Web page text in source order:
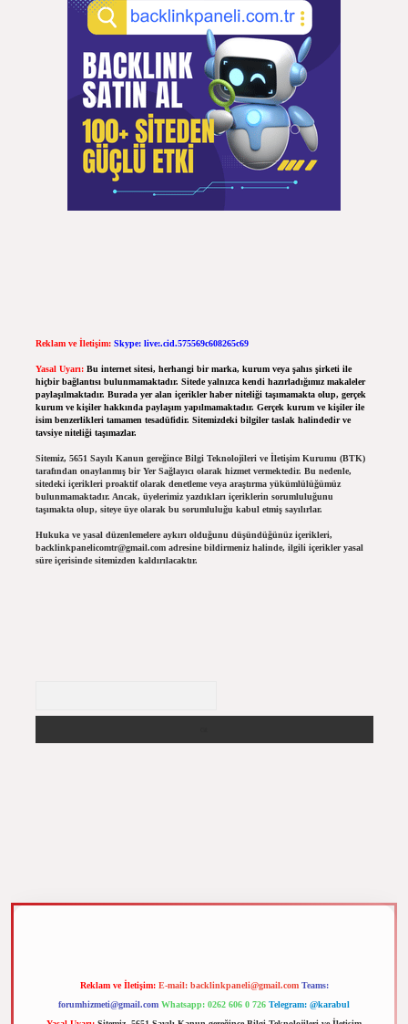
Reklam ve İletişim: Skype: live:.cid.575569c608265c69
Yasal Uyarı: Bu internet sitesi, herhangi bir marka, kurum veya şahıs şirketi ile
hiçbir bağlantısı bulunmamaktadır. Sitede yalnızca kendi hazırladığımız makaleler
paylaşılmaktadır. Burada yer alan içerikler haber niteliği taşımamakta olup, gerçek
kurum ve kişiler hakkında paylaşım yapılmamaktadır. Gerçek kurum ve kişiler ile
isim benzerlikleri tamamen tesadüfidir. Sitemizdeki bilgiler taslak halindedir ve
tavsiye niteliği taşımazlar.
Sitemiz, 5651 Sayılı Kanun gereğince Bilgi Teknolojileri ve İletişim Kurumu (BTK)
tarafından onaylanmış bir Yer Sağlayıcı olarak hizmet vermektedir. Bu nedenle,
sitedeki içerikleri proaktif olarak denetleme veya araştırma yükümlülüğümüz
bulunmamaktadır. Ancak, üyelerimiz yazdıkları içeriklerin sorumluluğunu
taşımakta olup, siteye üye olarak bu sorumluluğu kabul etmiş sayılırlar.
Hukuka ve yasal düzenlemelere aykırı olduğunu düşündüğünüz içerikleri,
backlinkpanelicomtr@gmail.comadresine bildirmeniz halinde, ilgili içerikler yasal
süre içerisinde sitemizden kaldırılacaktır.
Reklam ve İletişim: E-mail: backlinkpaneli@gmail.com Teams:
forumhizmeti@gmail.com Whatsapp: 0262 606 0 726 Telegram: @karabul